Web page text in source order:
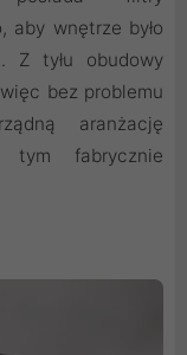
aby wnętrze było
Z tyłu obudowy
bez problemu
aranżację
tym fabrycznie